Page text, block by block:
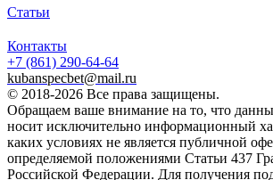
Статьи
Контакты
+7 (861) 290-64-64
kubanspecbet@mail.ru
© 2018-2026 Все права защищены.
Обращаем ваше внимание на то, что
носит исключительно информационный
каких условиях не является публичной
определяемой положениями Статьи 437
Российской Федерации. Для получения